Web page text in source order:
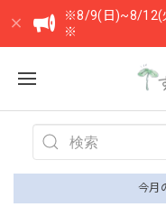
※8/9(日)~8/12(
※
今月